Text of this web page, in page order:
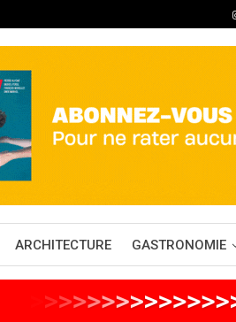
ARCHITECTURE GASTRONOMIE
>>>>>>>>>> >